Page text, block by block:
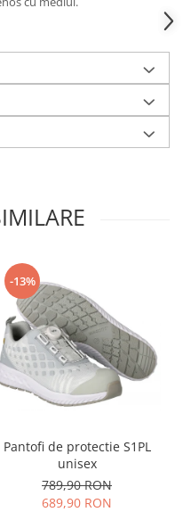
-13%
Pantofi de protectie S1PL
unisex
789,90 RON
689,90 RON